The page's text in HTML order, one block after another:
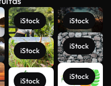
iStock
iStock
iStock
iStock
iStock
iStock